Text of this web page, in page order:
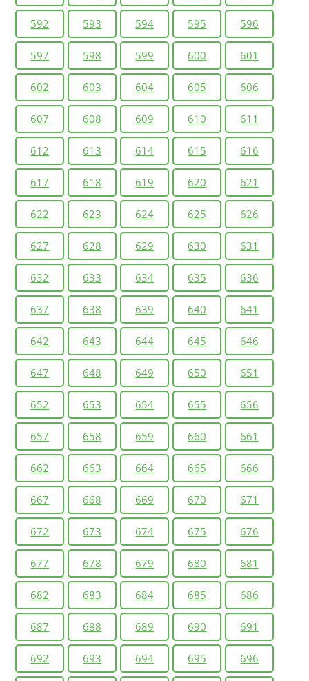
592 593 594 595 596
597 598 599 600 601
602 603 604 605 606
607 608 609 610 611
612 613 614 615 616
617 618 619 620 621
622 623 624 625 626
627 628 629 630 631
632 633 634 635 636
637 638 639 640 641
642 643 644 645 646
647 648 649 650 651
652 653 654 655 656
657 658 659 660 661
662 663 664 665 666
667 668 669 670 671
672 673 674 675 676
677 678 679 680 681
682 683 684 685 686
687 688 689 690 691
692 693 694 695 696